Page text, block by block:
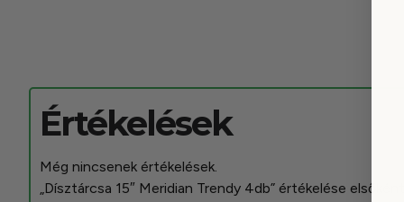
Értékelések
Még nincsenek értékelések.
„Dísztárcsa 15″ Meridian Trendy 4db” értékelése elsőként